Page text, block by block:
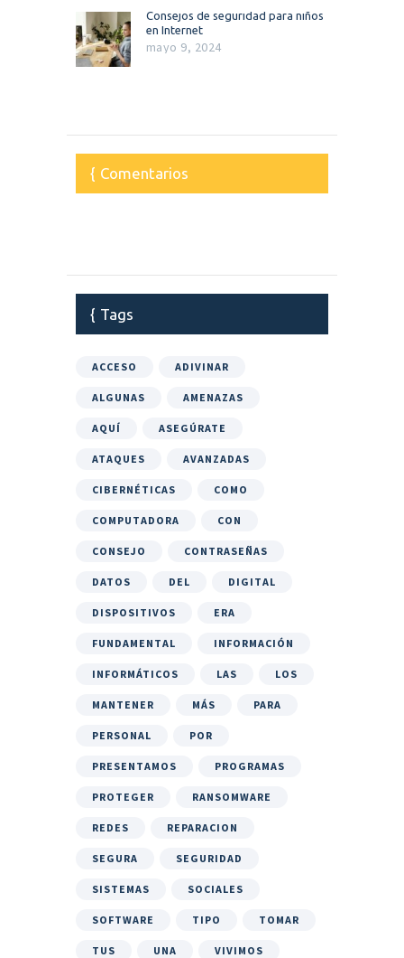
Consejos de seguridad para niños
en Internet
mayo 9, 2024
Comentarios
Tags
ACCESO ADIVINAR
ALGUNAS AMENAZAS
AQUÍ ASEGÚRATE
ATAQUES AVANZADAS
CIBERNÉTICAS COMO
COMPUTADORA CON
CONSEJO CONTRASEÑAS
DATOS DEL DIGITAL
DISPOSITIVOS ERA
FUNDAMENTAL INFORMACIÓN
INFORMÁTICOS LAS LOS
MANTENER MÁS PARA
PERSONAL POR
PRESENTAMOS PROGRAMAS
PROTEGER RANSOMWARE
REDES REPARACION
SEGURA SEGURIDAD
SISTEMAS SOCIALES
SOFTWARE TIPO TOMAR
TUS UNA VIVIMOS